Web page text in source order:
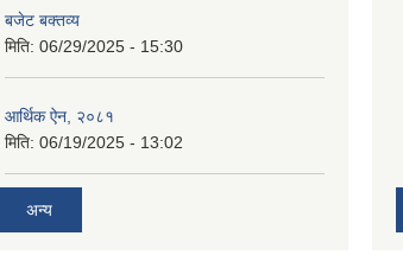
बजेट बक्तव्य
मिति: 06/29/2025 - 15:30
आर्थिक ऐन, २०८१
मिति: 06/19/2025 - 13:02
अन्य